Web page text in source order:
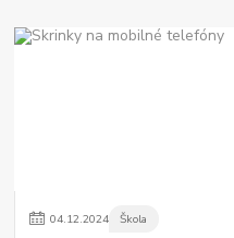
04.12.2024 Škola